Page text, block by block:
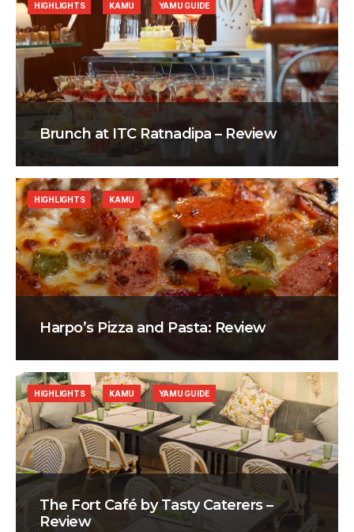
Brunch at ITC Ratnadipa – Review
HIGHLIGHTS KAMU YAMU GUIDE
Harpo’s Pizza and Pasta: Review
HIGHLIGHTS KAMU
The Fort Café by Tasty Caterers –
Review
HIGHLIGHTS KAMU YAMU GUIDE